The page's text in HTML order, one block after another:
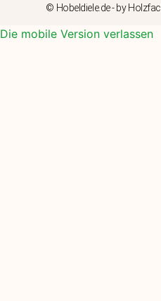
© Hobeldiele.de - by
Die mobile Version verlassen